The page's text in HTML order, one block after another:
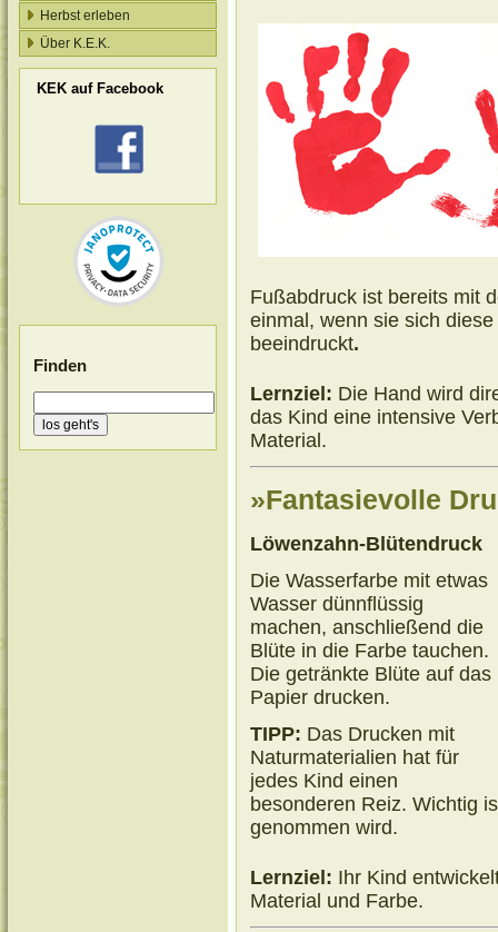
Herbst erleben
Über K.E.K.
KEK auf Facebook
Finden
Fußabdruck ist bereits mit
einmal, wenn sie sich
beeindruckt.
Lernziel: Die Hand wird
das Kind eine intensive
Material.
»Fantasievolle
Löwenzahn-Blütendruck
Die Wasserfarbe mit etwas
Wasser dünnflüssig
machen, anschließend die
Blüte in die Farbe tauchen.
Die getränkte Blüte auf das
Papier drucken.
TIPP: Das Drucken mit
Naturmaterialien hat für
jedes Kind einen
besonderen Reiz. Wichtig
genommen wird.
Lernziel: Ihr Kind
Material und Farbe.